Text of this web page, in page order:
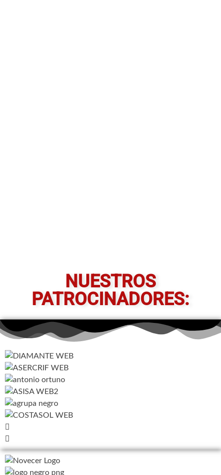
NUESTROS
PATROCINADORES: